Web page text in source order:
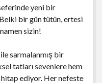
yeni bir
Belki bir gün tütün, ertesi
sizin!
sarmalanmış bir
tatları sevenlere hem
ediyor. Her nefeste